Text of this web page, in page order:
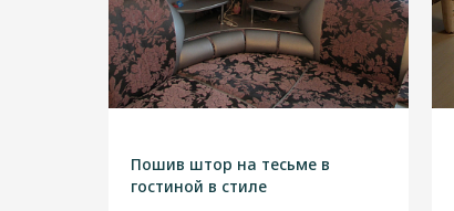
Пошив штор на тесьме в
гостиной в стиле